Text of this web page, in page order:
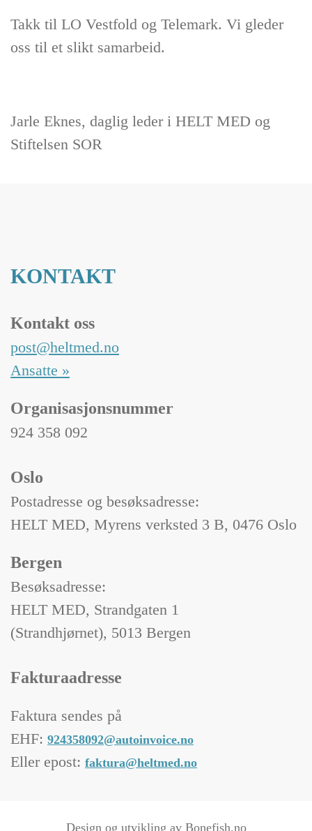
Takk til LO Vestfold og Telemark. Vi gleder
oss til et slikt samarbeid.
Jarle Eknes, daglig leder i HELT MED og
Stiftelsen SOR
KONTAKT
Kontakt oss
post@heltmed.no
Ansatte »
Organisasjonsnummer
924 358 092
Oslo
Postadresse og besøksadresse:
HELT MED, Myrens verksted 3 B, 0476 Oslo
Bergen
Besøksadresse:
HELT MED, Strandgaten 1
(Strandhjørnet), 5013 Bergen
Fakturaadresse
Faktura sendes på
EHF: 924358092@autoinvoice.no
Eller epost: faktura@heltmed.no
Design og utvikling av Bonefish.no